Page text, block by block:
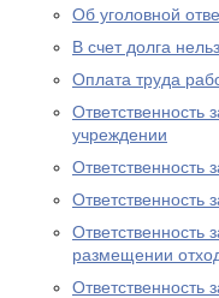
Об уголовной
В счет долга
Оплата труда
Ответственность
учреждении
Ответственность
Ответственность
размещении
Ответственность